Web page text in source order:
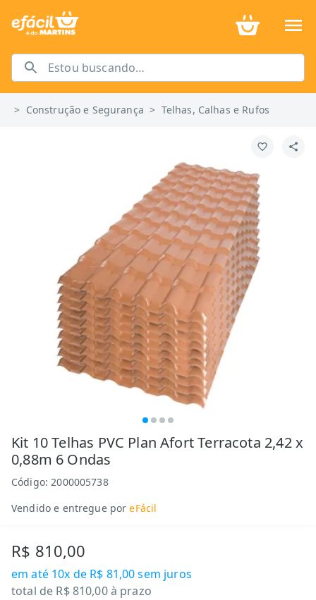
> Construção e Segurança > Telhas, Calhas e Rufos
Kit 10 Telhas PVC Plan Afort Terracota 2,42 x
0,88m 6 Ondas
Código:2000005738
Vendido e entregue por eFácil
R$ 810,00
em até 10x de R$ 81,00sem juros
total de R$ 810,00à prazo